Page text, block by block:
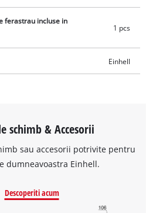
ferastrau incluse in
1 pcs
Einhell
schimb & Accesorii
sau accesorii potrivite pentru
dumneavoastra Einhell.
Descoperiti acum